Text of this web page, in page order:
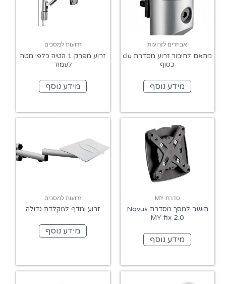
אביזרים לזרועות
מתאם לחיבור זרוע מסדרת clu
כסוף
מידע נוסף
זרועות למסכים
זרוע מפרק 1 הטיה כלפי מטה
לעמוד
מידע נוסף
סדרת MY
תושב למסך מסדרת Novus
MY fix 2.0
מידע נוסף
זרועות למסכים
זרוע ומדף למקלדת גדולה
מידע נוסף